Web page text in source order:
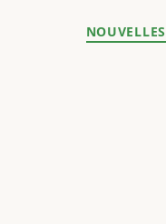
NOUVELLES